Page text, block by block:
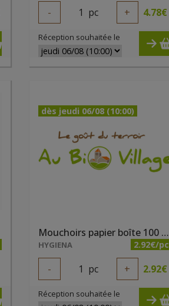
- 1 pc + 4.78€
Réception souhaitée le
dès jeudi 06/08 (10:00)
Mouchoirs papier boîte 100 pc Ecodoo
HYGIENA 2.92€/pc
- 1 pc + 2.92€
Réception souhaitée le